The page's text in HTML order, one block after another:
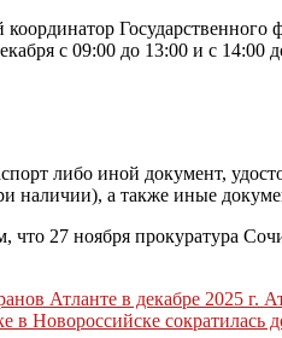
с 09:00 до 13:00 и с 14:00
либо иной документ,
а также иные
что 27 ноября прокуратура
Атланте в декабре 2025 г.
в Новороссийске сократилась